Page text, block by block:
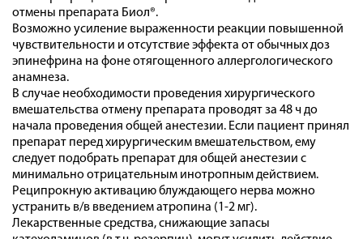
отмены препарата Биол®.
Возможно усиление выраженности реакции повышенной
чувствительности и отсутствие эффекта от обычных доз
эпинефрина на фоне отягощенного аллергологического
анамнеза.
В случае необходимости проведения хирургического
вмешательства отмену препарата проводят за 48 ч до
начала проведения общей анестезии. Если пациент принял
препарат перед хирургическим вмешательством, ему
следует подобрать препарат для общей анестезии с
минимально отрицательным инотропным действием.
Реципрокную активацию блуждающего нерва можно
устранить в/в введением атропина (1-2 мг).
Лекарственные средства, снижающие запасы